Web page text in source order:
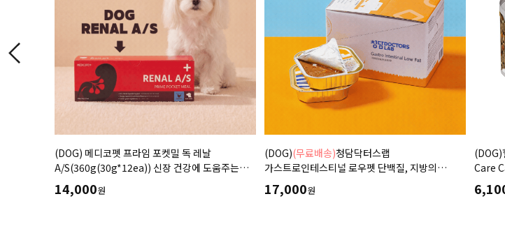
(DOG) 메디코펫 프라임 포켓밀 독 레날
A/S(360g(30g*12ea)) 신장 건강에 도움주는
가수분해 닭고기 처방캔
14,000원
(DOG)(무료배송)청담닥터스랩
가스트로인테스티널 로우펫 단백질, 지방의
함량을 줄인 습식 캔사료 600g(100gx6ea)
저지방처방습식,췌장염 ,소화기질환,고지혈증,
17,000원
Care
저지방